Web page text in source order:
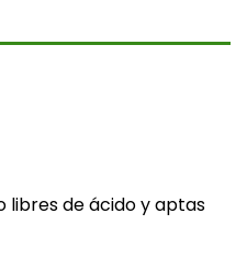
libres de ácido y aptas